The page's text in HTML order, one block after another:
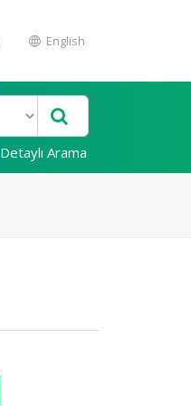
English
Detaylı Arama